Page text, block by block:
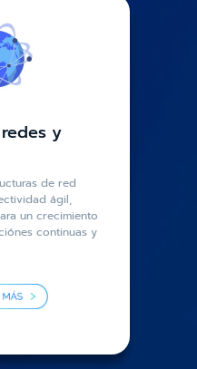
y
de red
ágil,
un crecimiento
continuas y